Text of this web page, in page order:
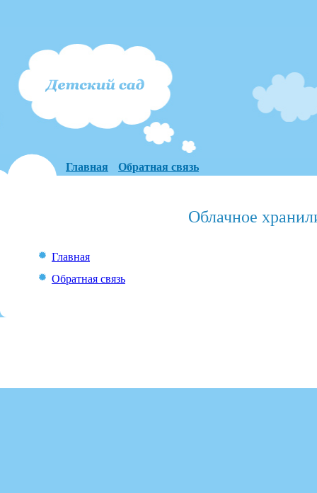
Главная Обратная связь
Облачное
Главная
Обратная связь